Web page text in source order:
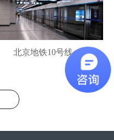
北京地铁10号线